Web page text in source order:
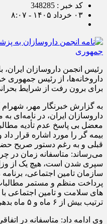
کد خبر : 348285
۰۳ خرداد ۱۴۰۵ - ۸:۰۷
رئیس انجمن داروسازان ایران،
داروخانه‌ها، از رئیس جمهوری
برای برون رفت از شرایط
به گزارش خبرنگار مهر، شهرام
داروسازان ایران، در نامه‌ای
معضل بی پاسخ عدم تأدیه
بیمه گر را مورد اشاره قرار
قبلی و به رغم دستور صریح
می‌رساند: متاسفانه زمان در
سپری شدن است، هیچ یک از
سازمان تامین اجتماعی،
پرداخت منظم و مستمر مطالبات
های سلامت و تامین اجتماعی
ترتیب بیش از ۶ ماه و ۵ ماه بدهی به داروخانه ها دارند.
وی ادامه داد: متاسفانه در